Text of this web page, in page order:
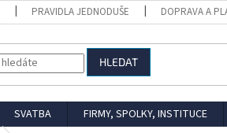
PRAVIDLA JEDNODUŠE DOPRAVA A
HLEDAT
SVATBA FIRMY, SPOLKY, INSTITUCE